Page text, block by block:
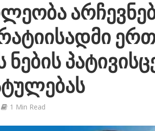
1 Min Read